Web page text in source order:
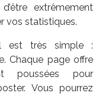
extrêmement
vos statistiques.
est très simple :
Chaque page offre
poussées pour
Vous pourrez